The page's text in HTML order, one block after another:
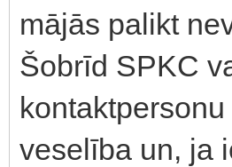
mājās palikt
Šobrīd SPKC
veselība un, ja